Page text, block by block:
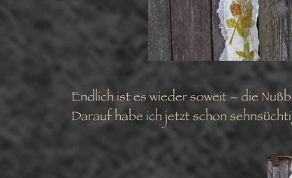
Endlich ist es wieder soweit – die
Darauf habe ich jetzt schon